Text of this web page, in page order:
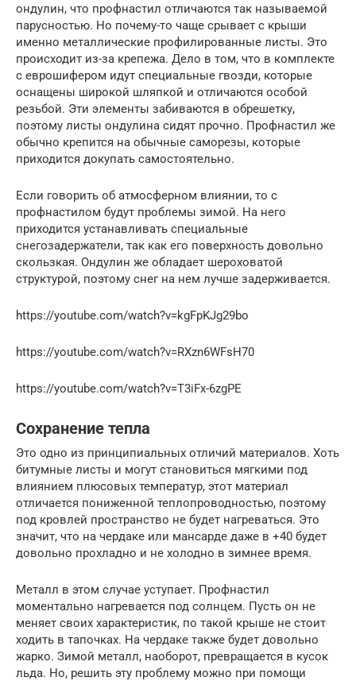
ондулин, что профнастил отличаются так называемой
парусностью. Но почему-то чаще срывает с крыши
именно металлические профилированные листы. Это
происходит из-за крепежа. Дело в том, что в комплекте
с еврошифером идут специальные гвозди, которые
оснащены широкой шляпкой и отличаются особой
резьбой. Эти элементы забиваются в обрешетку,
поэтому листы ондулина сидят прочно. Профнастил же
обычно крепится на обычные саморезы, которые
приходится докупать самостоятельно.
Если говорить об атмосферном влиянии, то с
профнастилом будут проблемы зимой. На него
приходится устанавливать специальные
снегозадержатели, так как его поверхность довольно
скользкая. Ондулин же обладает шероховатой
структурой, поэтому снег на нем лучше задерживается.
https://youtube.com/watch?v=kgFpKJg29bo
https://youtube.com/watch?v=RXzn6WFsH70
https://youtube.com/watch?v=T3iFx-6zgPE
Сохранение тепла
Это одно из принципиальных отличий материалов. Хоть
битумные листы и могут становиться мягкими под
влиянием плюсовых температур, этот материал
отличается пониженной теплопроводностью, поэтому
под кровлей пространство не будет нагреваться. Это
значит, что на чердаке или мансарде даже в +40 будет
довольно прохладно и не холодно в зимнее время.
Металл в этом случае уступает. Профнастил
моментально нагревается под солнцем. Пусть он не
меняет своих характеристик, по такой крыше не стоит
ходить в тапочках. На чердаке также будет довольно
жарко. Зимой металл, наоборот, превращается в кусок
льда. Но, решить эту проблему можно при помощи